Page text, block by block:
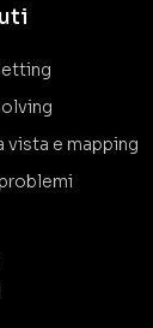
vista e mapping